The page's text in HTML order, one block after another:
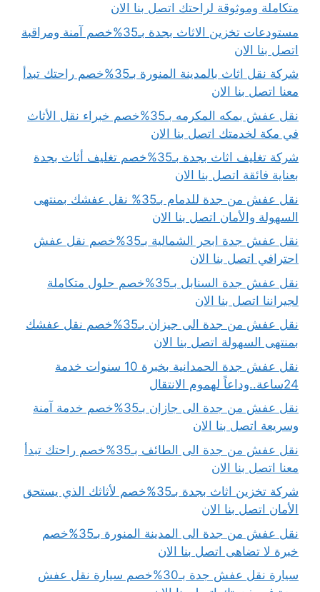
متكاملة وموثوقة لراحتك اتصل بنا الان
مستودعات تخزين الاثاث بجدة بـ35%خصم آمنة ومراقبة
اتصل بنا الان
شركة نقل اثاث بالمدينة المنورة بـ35%خصم راحتك تبدأ
معنا اتصل بنا الان
نقل عفش بمكه المكرمه بـ35%خصم خبراء نقل الأثاث
في مكة لخدمتك اتصل بنا الان
شركة تغليف اثاث بجدة بـ35%خصم تغليف أثاث بجدة
بعناية فائقة اتصل بنا الان
نقل عفش من جدة للدمام بـ35% نقل عفشك بمنتهى
السهولة والأمان اتصل بنا الان
نقل عفش جدة ابحر الشمالية بـ35%خصم نقل عفش
احترافي اتصل بنا الان
نقل عفش جدة السنابل بـ35%خصم حلول متكاملة
لجيراننا اتصل بنا الان
نقل عفش من جدة الى جيزان بـ35%خصم نقل عفشك
بمنتهى السهولة اتصل بنا الان
نقل عفش جدة الحمدانية بخبرة 10 سنوات خدمة
24ساعة..وداعاً لهموم الانتقال
نقل عفش من جدة الى جازان بـ35%خصم خدمة آمنة
وسريعة اتصل بنا الان
نقل عفش من جدة الى الطائف بـ35%خصم راحتك تبدأ
معنا اتصل بنا الان
شركة تخزين اثاث بجدة بـ35%خصم لأثاثك الذي يستحق
الأمان اتصل بنا الان
نقل عفش من جدة الى المدينة المنورة بـ35%خصم
خبرة لا تضاهى اتصل بنا الان
سيارة نقل عفش جدة بـ30%خصم سيارة نقل عفش